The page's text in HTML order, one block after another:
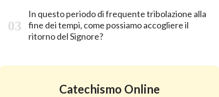
dovremmo fare per discernere la voce di Dio e
per verificare che Dio Onnipotente è in effetti il
Signore Gesù ritornato?
In questo periodo di frequente tribolazione alla
fine dei tempi, come possiamo accogliere il
ritorno del Signore?
Catechismo Online